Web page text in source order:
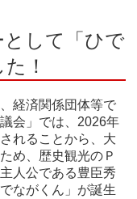
して「ひで
！
経済関係団体等で
会」では、2026年
れることから、大
め、歴史観光のＰ
人公である豊臣秀
ながくん」が誕生